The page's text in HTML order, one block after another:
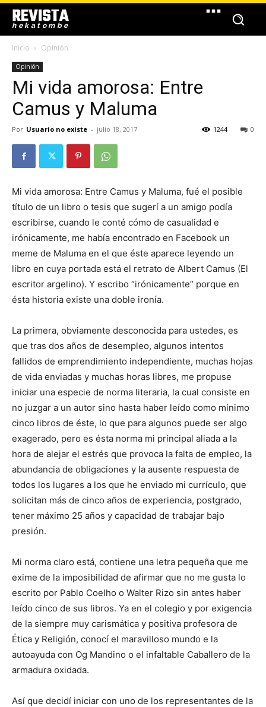
REVISTA
hekatombe
Inicio Opinión
Opinión
Mi vida amorosa: Entre
Camus y Maluma
Por Usuario no existe - julio 18, 2017 0
1244
Mi vida amorosa: Entre Camus y Maluma, fué el posible
título de un libro o tesis que sugerí a un amigo podía
escribirse, cuando le conté cómo de casualidad e
irónicamente, me había encontrado en Facebook un
meme de Maluma en el que éste aparece leyendo un
libro en cuya portada está el retrato de Albert Camus (El
escritor argelino). Y escribo “irónicamente” porque en
ésta historia existe una doble ironía.
La primera, obviamente desconocida para ustedes, es
que tras dos años de desempleo, algunos intentos
fallidos de emprendimiento independiente, muchas hojas
de vida enviadas y muchas horas libres, me propuse
iniciar una especie de norma literaria, la cual consiste en
no juzgar a un autor sino hasta haber leído como mínimo
cinco libros de éste, lo que para algunos puede ser algo
exagerado, pero es ésta norma mi principal aliada a la
hora de alejar el estrés que provoca la falta de empleo, la
abundancia de obligaciones y la ausente respuesta de
todos los lugares a los que he enviado mi currículo, que
solicitan más de cinco años de experiencia, postgrado,
tener máximo 25 años y capacidad de trabajar bajo
presión.
Mi norma claro está, contiene una letra pequeña que me
exime de la imposibilidad de afirmar que no me gusta lo
escrito por Pablo Coelho o Walter Rizo sin antes haber
leído cinco de sus libros. Ya en el colegio y por exigencia
de la siempre muy carismática y positiva profesora de
Ética y Religión, conocí el maravilloso mundo e la
autoayuda con Og Mandino o el infaltable Caballero de la
armadura oxidada.
Así que decidí iniciar con uno de los representantes de la